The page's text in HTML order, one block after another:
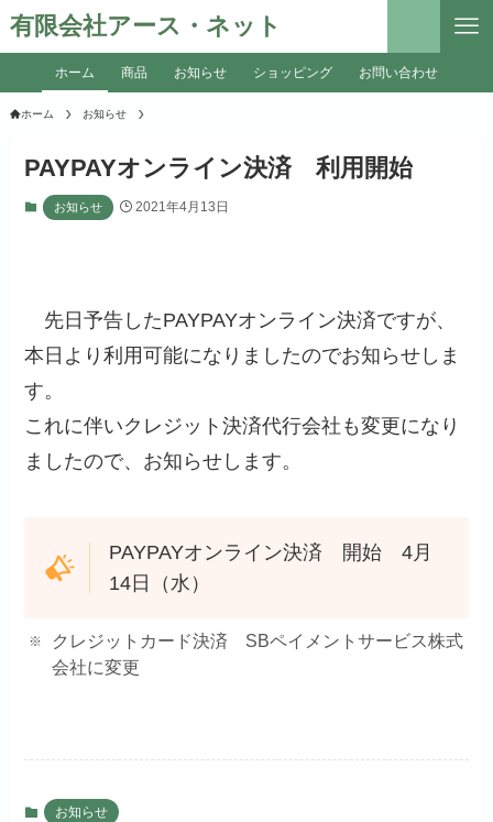
有限会社アース・ネット
ホーム 商品 お知らせ ショッピング お問い合わせ
ホーム お知らせ
PAYPAYオンライン決済 利用開始
お知らせ 2021年4月13日
先日予告したPAYPAYオンライン決済ですが、
本日より利用可能になりましたのでお知らせしま
す。
これに伴いクレジット決済代行会社も変更になり
ましたので、お知らせします。
PAYPAYオンライン決済 開始 4月
14日（水）
クレジットカード決済 SBペイメントサービス株式
会社に変更
お知らせ